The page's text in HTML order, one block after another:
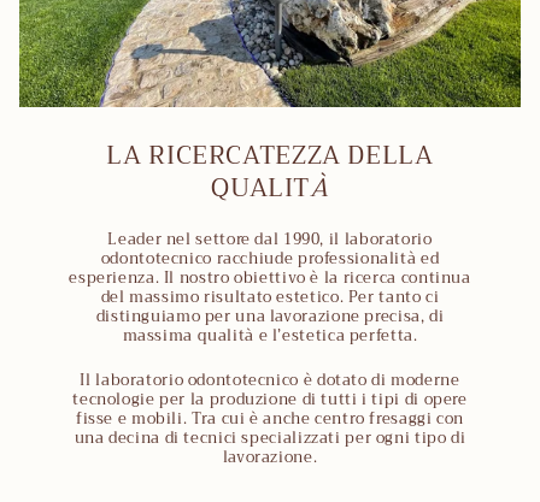
LA RICERCATEZZA DELLA
QUALITÀ
Leader nel settore dal 1990, il laboratorio
odontotecnico racchiude professionalità ed
esperienza. Il nostro obiettivo è la ricerca continua
del massimo risultato estetico. Per tanto ci
distinguiamo per una lavorazione precisa, di
massima qualità e l’estetica perfetta.
Il laboratorio odontotecnico è dotato di moderne
tecnologie per la produzione di tutti i tipi di opere
fisse e mobili. Tra cui è anche centro fresaggi con
una decina di tecnici specializzati per ogni tipo di
lavorazione.